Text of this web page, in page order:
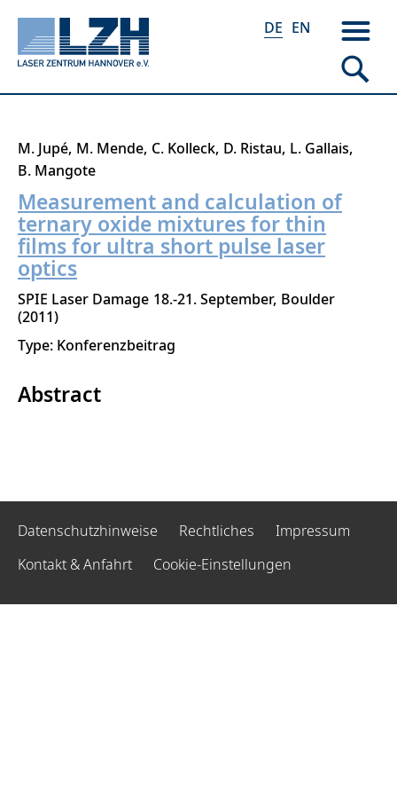
Direkt
zum
Inhalt
DE EN
M. Jupé M. Mende C. Kolleck D. Ristau L. Gallais
B. Mangote
Measurement and calculation of
ternary oxide mixtures for thin
films for ultra short pulse laser
optics
SPIE Laser Damage 18.-21. September Boulder
2011
Type: Konferenzbeitrag
Abstract
Datenschutzhinweise Rechtliches
Impressum
Kontakt & Anfahrt
Cookie-Einstellungen